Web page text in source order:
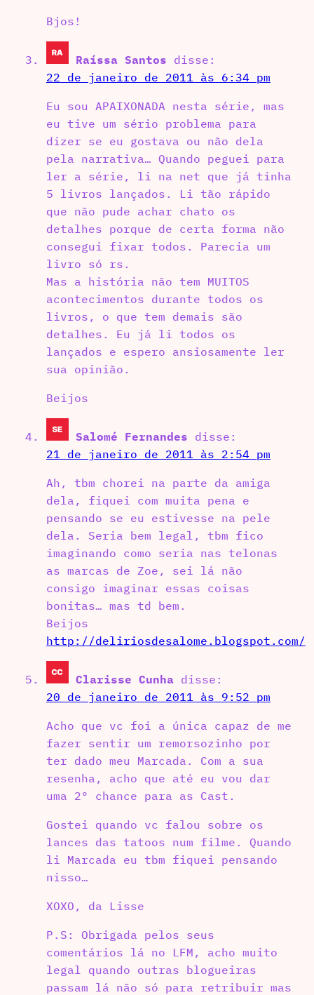
Bjos!
Raíssa Santos disse:
22 de janeiro de 2011 às 6:34 pm
Eu sou APAIXONADA nesta série, mas
eu tive um sério problema para
dizer se eu gostava ou não dela
pela narrativa… Quando peguei para
ler a série, li na net que já tinha
5 livros lançados. Li tão rápido
que não pude achar chato os
detalhes porque de certa forma não
consegui fixar todos. Parecia um
livro só rs.
Mas a história não tem MUITOS
acontecimentos durante todos os
livros, o que tem demais são
detalhes. Eu já li todos os
lançados e espero ansiosamente ler
sua opinião.
Beijos
Salomé Fernandes disse:
21 de janeiro de 2011 às 2:54 pm
Ah, tbm chorei na parte da amiga
dela, fiquei com muita pena e
pensando se eu estivesse na pele
dela. Seria bem legal, tbm fico
imaginando como seria nas telonas
as marcas de Zoe, sei lá não
consigo imaginar essas coisas
bonitas… mas td bem.
Beijos
http://deliriosdesalome.blogspot.com/
Clarisse Cunha disse:
20 de janeiro de 2011 às 9:52 pm
Acho que vc foi a única capaz de me
fazer sentir um remorsozinho por
ter dado meu Marcada. Com a sua
resenha, acho que até eu vou dar
uma 2° chance para as Cast.
Gostei quando vc falou sobre os
lances das tatoos num filme. Quando
li Marcada eu tbm fiquei pensando
nisso…
XOXO, da Lisse
P.S: Obrigada pelos seus
comentários lá no LFM, acho muito
legal quando outras blogueiras
passam lá não só para retribuir mas